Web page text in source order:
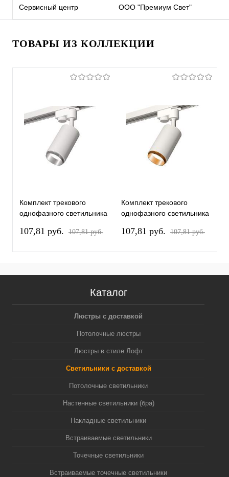
Сервисный центр ООО "Премиум Свет"
ТОВАРЫ ИЗ КОЛЛЕКЦИИ
Комплект трекового
однофазного светильника
белый песок/серебро
107,81 pуб. 107,81 pуб.
Комплект трекового
однофазного светильника
белый песок/золото
107,81 pуб. 107,81 pуб.
Каталог
Люстры с доставкой
Потолочные люстры
Люстры в стиле Лофт
Светильники с доставкой
Потолочные светильники
Настенные светильники (бра)
Накладные светильники
Встраиваемые светильники
Точечные светильники
Встраиваемые точечные светильники